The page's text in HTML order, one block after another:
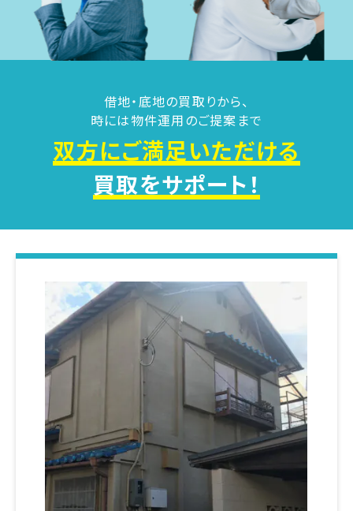
借地・底地の買取りから、
時には物件運用のご提案まで
双方にご満足いただける
買取をサポート！